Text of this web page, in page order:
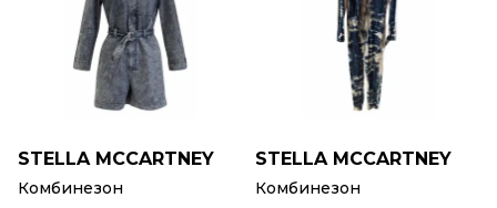
STELLA MCCARTNEY
Комбинезон
STELLA MCCARTNEY
Комбинезон